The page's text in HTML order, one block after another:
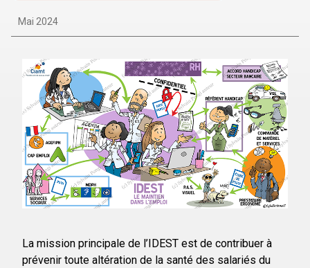
Mai 2024
La mission principale de l’IDEST est de contribuer à
prévenir toute altération de la santé des salariés du